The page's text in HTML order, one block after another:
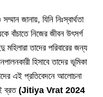
জানায়, যিনি নিঃস্বার্থতা
বাঁচাতে নিজের জীবন উৎসর্গ
মহিলারা তাদের পরিবারের জন্য
হিসাবে তাদের ভূমিকা
এই প্রতিবেদনে আলোচনা
ব্রত (Jitiya Vrat 2024